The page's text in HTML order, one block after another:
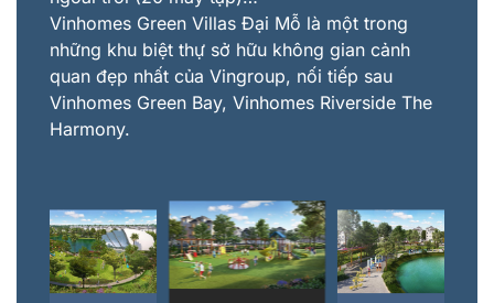
Vinhomes Green Villas Đại Mỗ là một trong
những khu biệt thự sở hữu không gian cảnh
quan đẹp nhất của Vingroup, nối tiếp sau
Vinhomes Green Bay, Vinhomes Riverside The
Harmony.